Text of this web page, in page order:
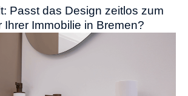
Passt das Design zeitlos zum
Ihrer Immobilie in Bremen?